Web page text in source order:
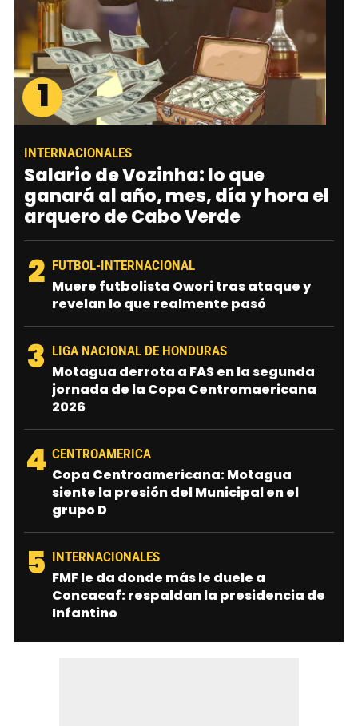
1
INTERNACIONALES
Salario de Vozinha: lo que
ganará al año, mes, día y hora el
arquero de Cabo Verde
2 FUTBOL-INTERNACIONAL
Muere futbolista Owori tras ataque y
revelan lo que realmente pasó
3 LIGA NACIONAL DE HONDURAS
Motagua derrota a FAS en la segunda
jornada de la Copa Centromaericana
2026
4 CENTROAMERICA
Copa Centroamericana: Motagua
siente la presión del Municipal en el
grupo D
5 INTERNACIONALES
FMF le da donde más le duele a
Concacaf: respaldan la presidencia de
Infantino